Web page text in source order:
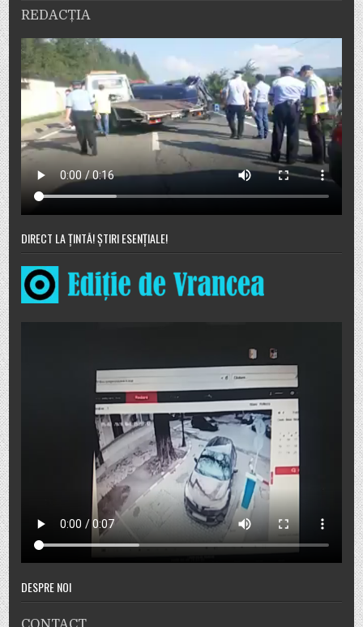
REDACȚIA
DIRECT LA ȚINTĂ! ȘTIRI ESENȚIALE!
DESPRE NOI